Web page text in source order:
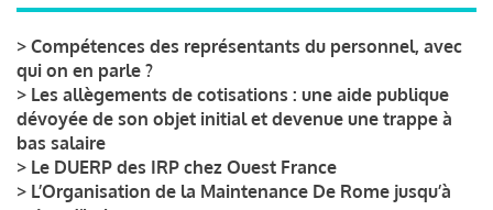
> Compétences des représentants du personnel, avec
qui on en parle ?
> Les allègements de cotisations : une aide publique
dévoyée de son objet initial et devenue une trappe à
bas salaire
> Le DUERP des IRP chez Ouest France
> L’Organisation de la Maintenance De Rome jusqu’à